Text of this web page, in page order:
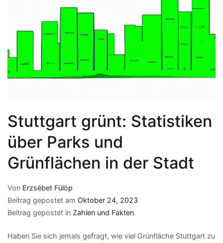
Stuttgart grünt: Statistiken
über Parks und
Grünflächen in der Stadt
Von Erzsébet Fülöp
Beitrag gepostet am Oktober 24, 2023
Beitrag gepostet in Zahlen und Fakten
Haben Sie sich jemals gefragt, wie viel Grünfläche Stuttgart zu